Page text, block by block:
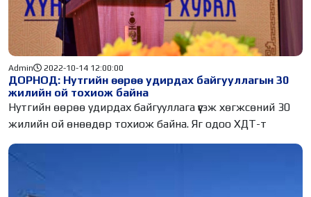
ДОРНОД: Нутгийн өөрөө удирдах байгууллагын 30
жилийн ой тохиож байна
Admin 2022-10-14 12:00:00
Нутгийн өөрөө удирдах байгууллага үүсэж хөгжсөний 30
жилийн ой өнөөдөр тохиож байна. Яг одоо ХДТ-т